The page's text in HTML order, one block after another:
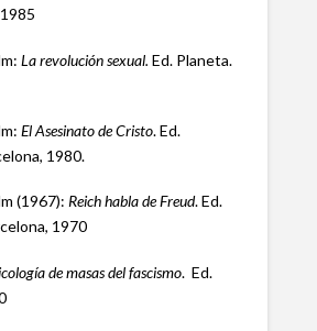
La revolución sexual. Ed. Planeta.
El Asesinato de Cristo. Ed.
1980.
(1967): Reich habla de Freud. Ed.
1970
de masas del fascismo. Ed.